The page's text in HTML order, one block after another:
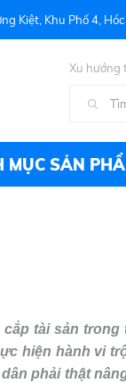
Kiệt, Khu Phố 4,
Xu hướng
MỤC SẢN
cắp tài sản
hiện hành vi
phải thật